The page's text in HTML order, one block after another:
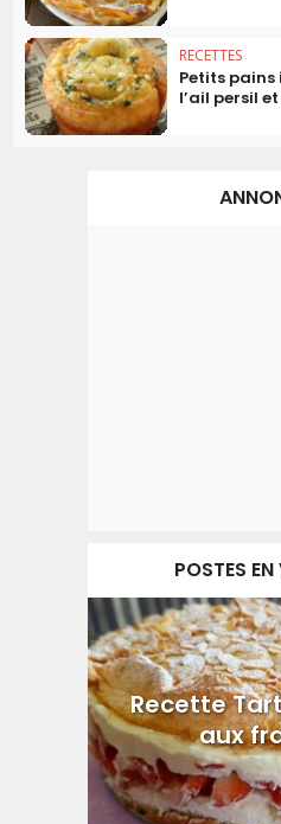
RECETTES
Petits
l’ail persil
POSTES EN
Recette
aux